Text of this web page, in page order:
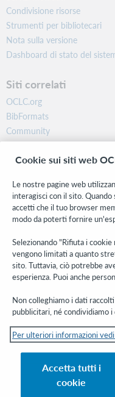
Condivisione risorse
Strumenti per bibliotecari
Nota sulla versione
Dashboard di stato del
Siti correlati
OCLC.org
BibFormats
Community
Ricerca
WebJunction
Stay in the know.
Ricevi gli ultimi
altro direttamente nella tua
Subscribe now
© 2026 OCLC
Marchi e/o marchi di servizio
Informativa sui cookie Elenco e
Cookie sui siti web
Le nostre pagine web
interagisci con il sito.
accetti che il tuo browser
modo da poterti fornire
Selezionando "Rifiuta i
vengono limitati a quanto
sito. Tuttavia, ciò potrebbe
esperienza. Puoi anche
Non colleghiamo i dati
pubblicitari, né condividiamo
Per ulteriori informazioni
Accetta tutti i
cookie